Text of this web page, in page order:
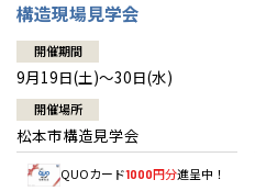
構造現場見学会
開催期間
9月19日(土)～30日(水)
開催場所
松本市構造見学会
QUOカード1000円分進呈中！